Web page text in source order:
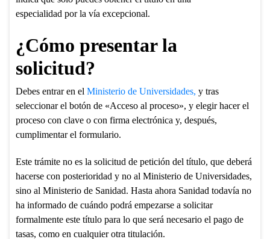
especialidad por la vía excepcional.
¿Cómo presentar la
solicitud?
Debes entrar en el Ministerio de Universidades, y tras
seleccionar el botón de «Acceso al proceso», y elegir hacer el
proceso con clave o con firma electrónica y, después,
cumplimentar el formulario.
Este trámite no es la solicitud de petición del título, que deberá
hacerse con posterioridad y no al Ministerio de Universidades,
sino al Ministerio de Sanidad. Hasta ahora Sanidad todavía no
ha informado de cuándo podrá empezarse a solicitar
formalmente este título para lo que será necesario el pago de
tasas, como en cualquier otra titulación.